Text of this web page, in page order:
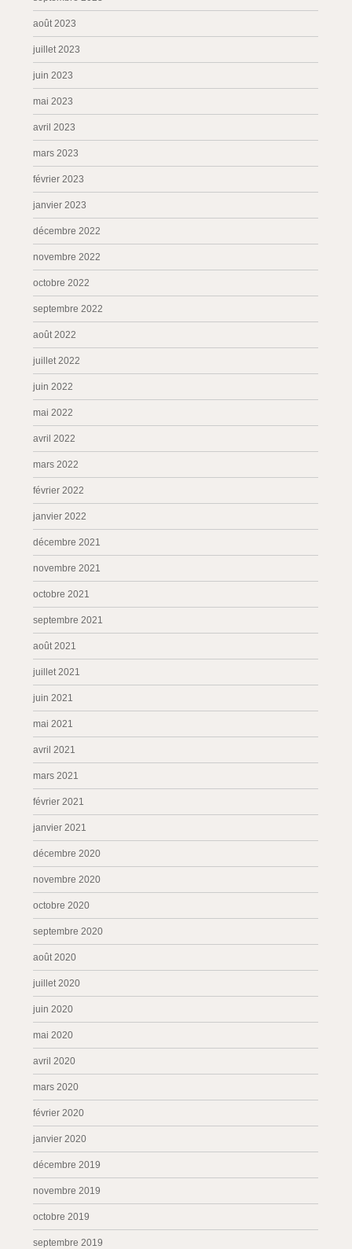
août 2023
juillet 2023
juin 2023
mai 2023
avril 2023
mars 2023
février 2023
janvier 2023
décembre 2022
novembre 2022
octobre 2022
septembre 2022
août 2022
juillet 2022
juin 2022
mai 2022
avril 2022
mars 2022
février 2022
janvier 2022
décembre 2021
novembre 2021
octobre 2021
septembre 2021
août 2021
juillet 2021
juin 2021
mai 2021
avril 2021
mars 2021
février 2021
janvier 2021
décembre 2020
novembre 2020
octobre 2020
septembre 2020
août 2020
juillet 2020
juin 2020
mai 2020
avril 2020
mars 2020
février 2020
janvier 2020
décembre 2019
novembre 2019
octobre 2019
septembre 2019